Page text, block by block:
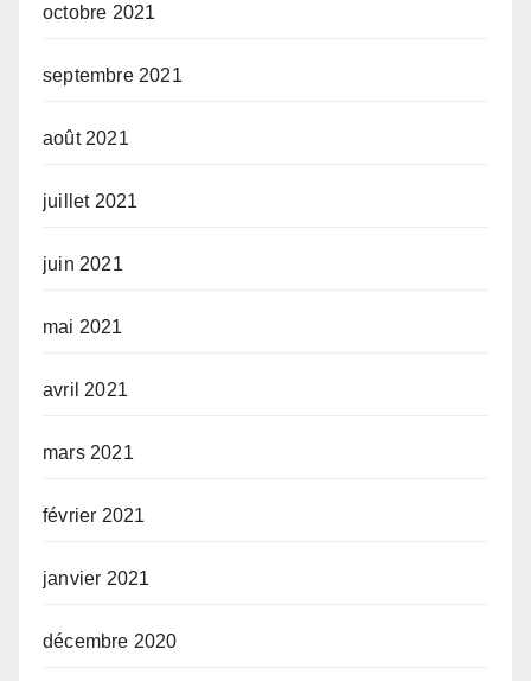
octobre 2021
septembre 2021
août 2021
juillet 2021
juin 2021
mai 2021
avril 2021
mars 2021
février 2021
janvier 2021
décembre 2020